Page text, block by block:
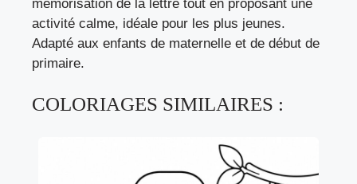
mémorisation de la lettre tout en proposant une
activité calme, idéale pour les plus jeunes.
Adapté aux enfants de maternelle et de début de
primaire.
COLORIAGES SIMILAIRES :